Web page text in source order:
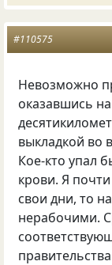
#110575
Невозможно
оказавшись
выкладкой во
Кое-кто упал
крови. Я
свои дни, то
нерабочими.